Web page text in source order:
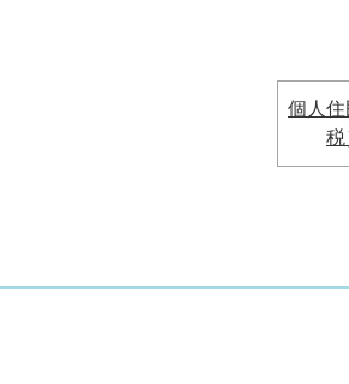
個人
税